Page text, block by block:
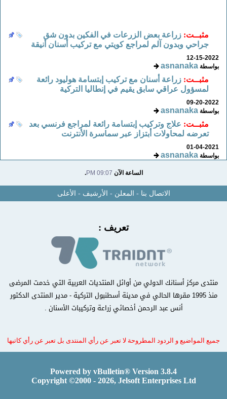
مثبــت: زراعة بعض الزرعات في الفكين بدون شق
جراحي وبدون آلم لمراجع كويتي مع تركيب أسنان أنيقة
12-15-2022
بواسطةasnanaka
مثبــت: زراعة أسنان مع تركيب إبتسامة هوليود رائعة
لمسؤول عراقي سابق يقيم في إنطاليا التركية
09-20-2022
بواسطةasnanaka
مثبــت:
علاج وتركيب إبتسامة رائعة لمراجع فرنسي بعد
تعرضه لمحاولات أبتزاز عبر سماسرة الأنترنت
01-04-2021
بواسطةasnanaka
الساعة الآن09:07 PM
.
الاتصال بنا-المعلن-الأرشيف -الأعلى
تعريف :
منتدى مركز أسنانك الدولي من أوائل المنتديات العربية التي خدمت المرضى
منذ 1995 مقرها الحالي في مدينة أسطنبول التركية - مدير المنتدى الدكتور
أنس عبد الرحمن أخصائي زراعة وتركيبات الأسنان .
جميع المواضيع و الردود المطروحة لا تعبر عن رأي المنتدى بل تعبر عن رأي كاتبها
Powered by vBulletin® Version 3.8.4
Copyright ©2000 - 2026, Jelsoft Enterprises Ltd